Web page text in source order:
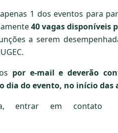
1 dos eventos para
40 vagas disponíveis
a serem
por e-mail e deverão
dia do evento, no início das
entrar em